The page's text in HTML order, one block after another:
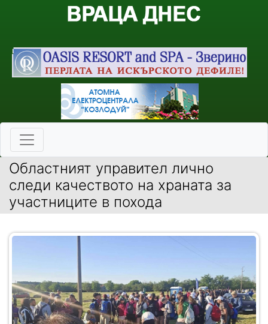
Областният управител лично
следи качеството на храната за
участниците в похода